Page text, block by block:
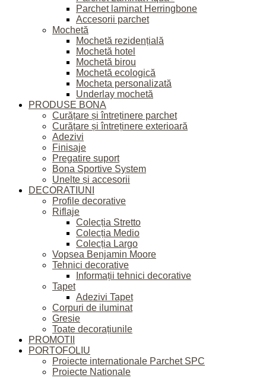
Parchet laminat Herringbone
Accesorii parchet
Mochetă
Mochetă rezidențială
Mochetă hotel
Mochetă birou
Mochetă ecologică
Mocheta personalizată
Underlay mochetă
PRODUSE BONA
Curățare și întreținere parchet
Curățare și întreținere exterioară
Adezivi
Finisaje
Pregatire suport
Bona Sportive System
Unelte și accesorii
DECORATIUNI
Profile decorative
Riflaje
Colecția Stretto
Colecția Medio
Colecția Largo
Vopsea Benjamin Moore
Tehnici decorative
Informații tehnici decorative
Tapet
Adezivi Tapet
Corpuri de iluminat
Gresie
Toate decorațiunile
PROMOTII
PORTOFOLIU
Proiecte internationale Parchet SPC
Proiecte Nationale